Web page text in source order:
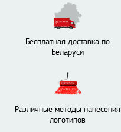
Бесплатная доставка по
Беларуси
Различные методы нанесения
логотипов